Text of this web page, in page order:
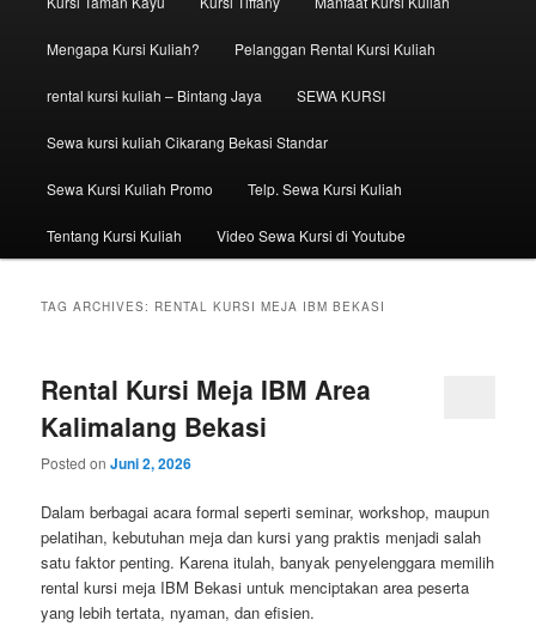
Mengapa Kursi Kuliah? Pelanggan Rental Kursi Kuliah
rental kursi kuliah – Bintang Jaya SEWA KURSI
Sewa kursi kuliah Cikarang Bekasi Standar
Sewa Kursi Kuliah Promo Telp. Sewa Kursi Kuliah
Tentang Kursi Kuliah Video Sewa Kursi di Youtube
TAG ARCHIVES: RENTAL KURSI MEJA IBM BEKASI
Rental Kursi Meja IBM Area
Kalimalang Bekasi
Posted onJuni 2, 2026
Dalam berbagai acara formal seperti seminar, workshop, maupun
pelatihan, kebutuhan meja dan kursi yang praktis menjadi salah
satu faktor penting. Karena itulah, banyak penyelenggara memilih
rental kursi meja IBM Bekasi untuk menciptakan area peserta
yang lebih tertata, nyaman, dan efisien.